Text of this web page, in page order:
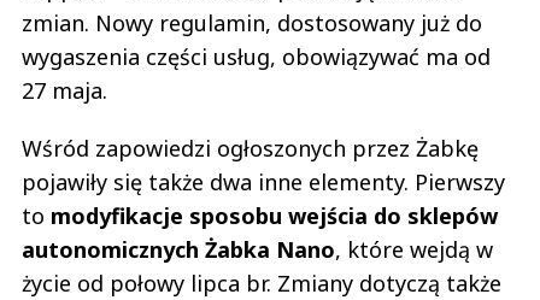
zmian. Nowy regulamin, dostosowany już do
wygaszenia części usług, obowiązywać ma od
27 maja.
Wśród zapowiedzi ogłoszonych przez Żabkę
pojawiły się także dwa inne elementy. Pierwszy
to modyfikacje sposobu wejścia do sklepów
autonomicznych Żabka Nano, które wejdą w
życie od połowy lipca br. Zmiany dotyczą także